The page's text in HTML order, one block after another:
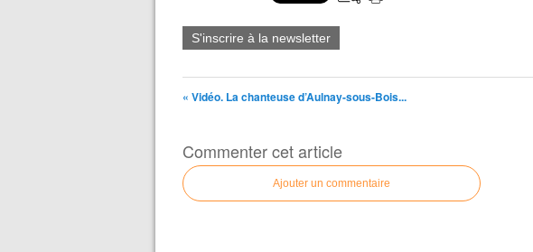
S'inscrire à la newsletter
« Vidéo. La chanteuse d’Aulnay-sous-Bois...
Commenter cet article
Ajouter un commentaire